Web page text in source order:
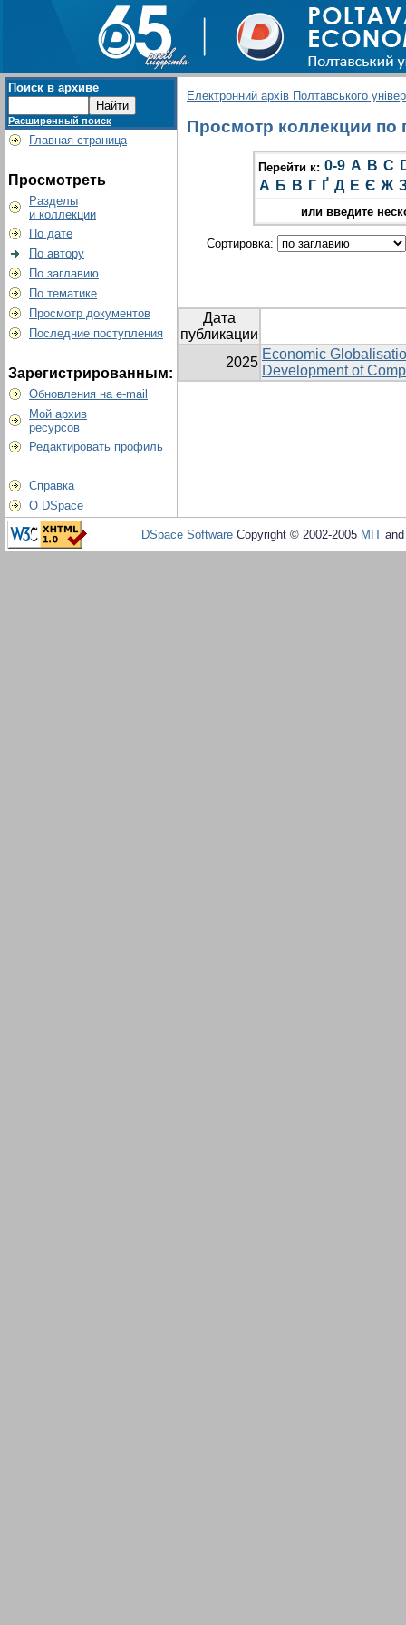
Поиск в архиве
Расширенный поиск
Главная страница
Просмотреть
Разделы
и коллекции
По дате
По автору
По заглавию
По тематике
Просмотр документов
Последние поступления
Зарегистрированным:
Обновления на e-mail
Мой архив
ресурсов
Редактировать профиль
Справка
О DSpace
Електронний архів Полтавського
Просмотр коллекции по
Перейти к: 0-9 A B C
А Б В Г Ґ Д Е Є Ж
или введите
Сортировка:
Дата
публикации
2025
Economic
Development of
DSpace Software Copyright © 2002-2005 MIT